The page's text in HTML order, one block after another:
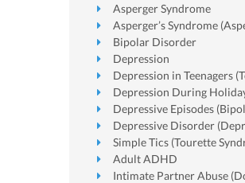
Asperger Syndrome
Asperger’s Syndrome
Bipolar Disorder
Depression
Depression in Teenagers
Depression During
Depressive Episodes
Depressive Disorder
Simple Tics (Tourette
Adult ADHD
Intimate Partner Abuse